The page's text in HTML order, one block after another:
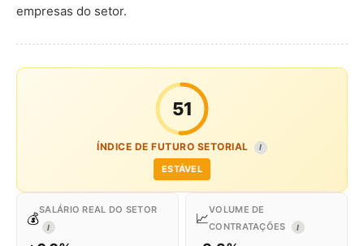
empresas do setor.
51
ÍNDICE DE FUTURO SETORIAL I
ESTÁVEL
💰
SALÁRIO REAL DO SETOR
I
📈
VOLUME DE
CONTRATAÇÕES
I